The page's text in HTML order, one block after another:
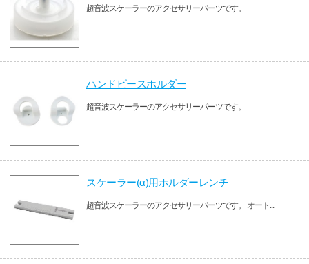
超音波スケーラーのアクセサリーパーツです。
ハンドピースホルダー
超音波スケーラーのアクセサリーパーツです。
スケーラー(α)用ホルダーレンチ
超音波スケーラーのアクセサリーパーツです。 オート...